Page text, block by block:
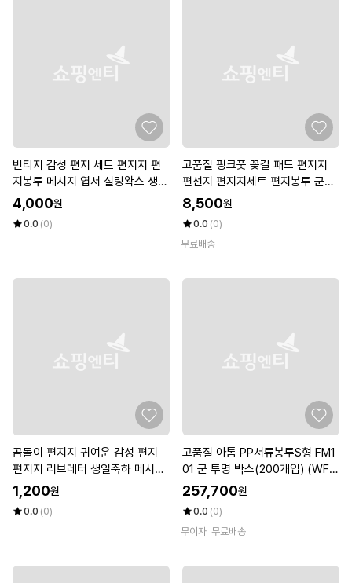
빈티지 감성 편지 세트 편지지 편
지봉투 메시지 엽서 실링왁스 생일
축하메시지 연애편지 손편지
4,000원
0.0 (0)
고품질 핑크풋 꽃길 패드 편지지
편선지 편지지세트 편지봉투 군인
편지 (W850C1C)
8,500원
0.0 (0)
무료배송
곰돌이 편지지 귀여운 감성 편지
편지지 러브레터 생일축하 메시지
우정 커플 이쁜 편지 편지지 편지
봉투
1,200원
0.0 (0)
고품질 아톰 PP서류봉투S형 FM1
01 군 투명 박스(200개입) (WFK
F7VZ)
257,700원
0.0 (0)
무이자 무료배송